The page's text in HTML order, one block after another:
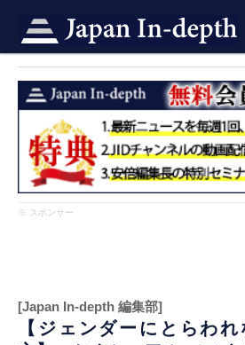
※ スポンサー
[Japan In-depth 編集部]
【ジェンダーにとらわ